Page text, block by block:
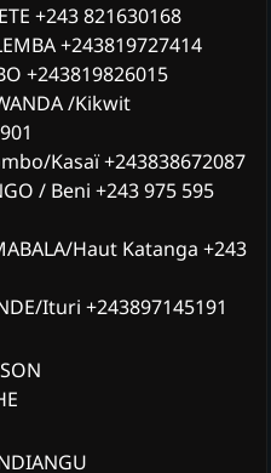
+243 821630168
+243819727414
+243819826015
/Kikwit
Kasaï +243838672087
/ Beni +243 975 595
Haut Katanga +243
Ituri +243897145191